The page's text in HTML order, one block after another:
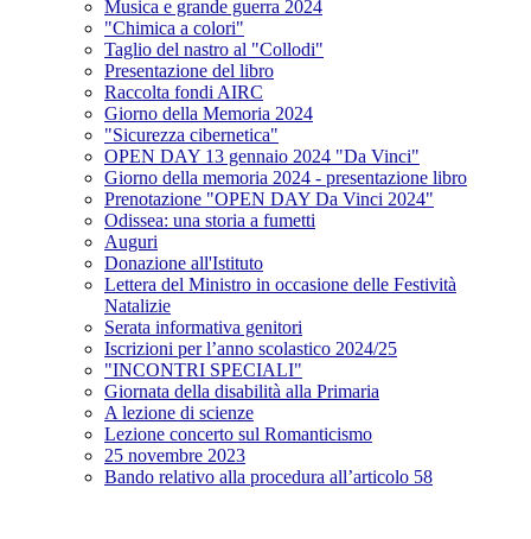
Musica e grande guerra 2024
"Chimica a colori"
Taglio del nastro al "Collodi"
Presentazione del libro
Raccolta fondi AIRC
Giorno della Memoria 2024
"Sicurezza cibernetica"
OPEN DAY 13 gennaio 2024 "Da Vinci"
Giorno della memoria 2024 - presentazione libro
Prenotazione "OPEN DAY Da Vinci 2024"
Odissea: una storia a fumetti
Auguri
Donazione all'Istituto
Lettera del Ministro in occasione delle Festività
Natalizie
Serata informativa genitori
Iscrizioni per l’anno scolastico 2024/25
"INCONTRI SPECIALI"
Giornata della disabilità alla Primaria
A lezione di scienze
Lezione concerto sul Romanticismo
25 novembre 2023
Bando relativo alla procedura all’articolo 58